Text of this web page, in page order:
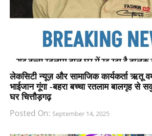
लेकसिटी न्यूज़ और सामाजिक कार्यकर्ता ऋतू
भाईजान गूंगा -बहरा बच्चा रतलाम बालगृह से
घर चित्तौड़गढ़
Posted On: September 14, 2025